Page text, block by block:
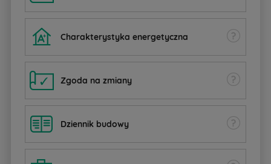
Charakterystyka energetyczna
Zgoda na zmiany
Dziennik budowy